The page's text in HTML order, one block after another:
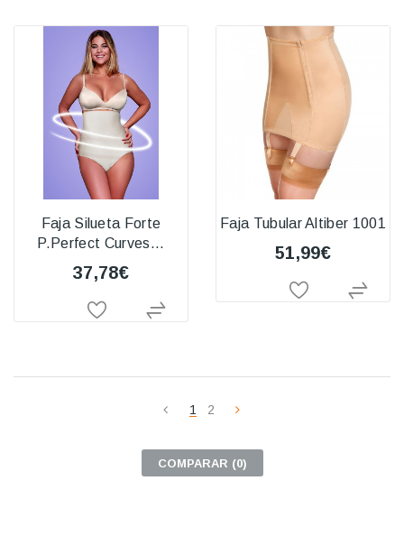
Faja Silueta Forte
P.Perfect Curves...
37,78€
Faja Tubular Altiber 1001
51,99€
1 2
COMPARAR (0)